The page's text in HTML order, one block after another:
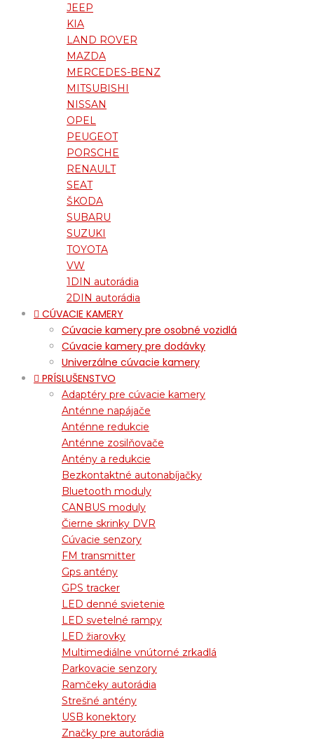
JEEP
KIA
LAND ROVER
MAZDA
MERCEDES-BENZ
MITSUBISHI
NISSAN
OPEL
PEUGEOT
PORSCHE
RENAULT
SEAT
ŠKODA
SUBARU
SUZUKI
TOYOTA
VW
1DIN autorádia
2DIN autorádia
CÚVACIE KAMERY
Cúvacie kamery pre osobné vozidlá
Cúvacie kamery pre dodávky
Univerzálne cúvacie kamery
PRÍSLUŠENSTVO
Adaptéry pre cúvacie kamery
Anténne napájače
Anténne redukcie
Anténne zosilňovače
Antény a redukcie
Bezkontaktné autonabíjačky
Bluetooth moduly
CANBUS moduly
Čierne skrinky DVR
Cúvacie senzory
FM transmitter
Gps antény
GPS tracker
LED denné svietenie
LED svetelné rampy
LED žiarovky
Multimediálne vnútorné zrkadlá
Parkovacie senzory
Ramčeky autorádia
Strešné antény
USB konektory
Značky pre autorádia